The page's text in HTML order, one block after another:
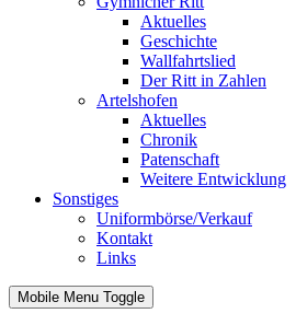
Aktuelles
Geschichte
Wallfahrtslied
Der Ritt in Zahlen
Artelshofen
Aktuelles
Chronik
Patenschaft
Weitere Entwicklung
Sonstiges
Uniformbörse/Verkauf
Kontakt
Links
Mobile Menu Toggle